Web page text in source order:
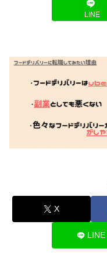
LINE
X
LINE